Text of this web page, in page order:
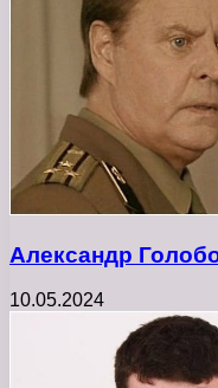
Александр
10.05.2024